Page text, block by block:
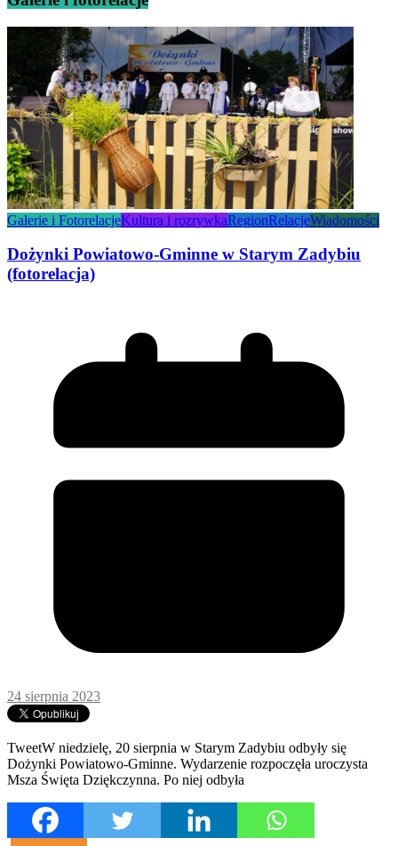
Galerie i FotorelacjeKultura i rozrywkaRegionRelacjeWiadomości
Dożynki Powiatowo-Gminne w Starym Zadybiu
(fotorelacja)
24 sierpnia 2023
TweetW niedzielę, 20 sierpnia w Starym Zadybiu odbyły się
Dożynki Powiatowo-Gminne. Wydarzenie rozpoczęła uroczysta
Msza Święta Dziękczynna. Po niej odbyła